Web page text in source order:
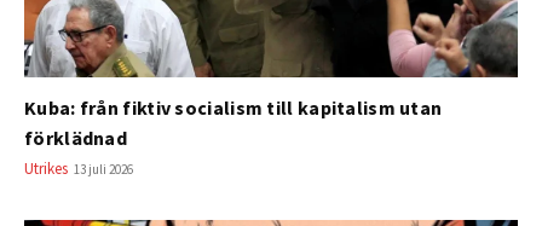
Kuba: från fiktiv socialism till kapitalism utan
förklädnad
Utrikes 13 juli 2026